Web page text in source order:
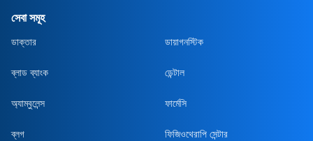
সেবা সমূহ
ডাক্তার ডায়াগনস্টিক
ব্লাড ব্যাংক ডেন্টাল
অ্যাম্বুলেন্স ফার্মেসি
ব্লগ ফিজিওথেরাপি সেন্টার